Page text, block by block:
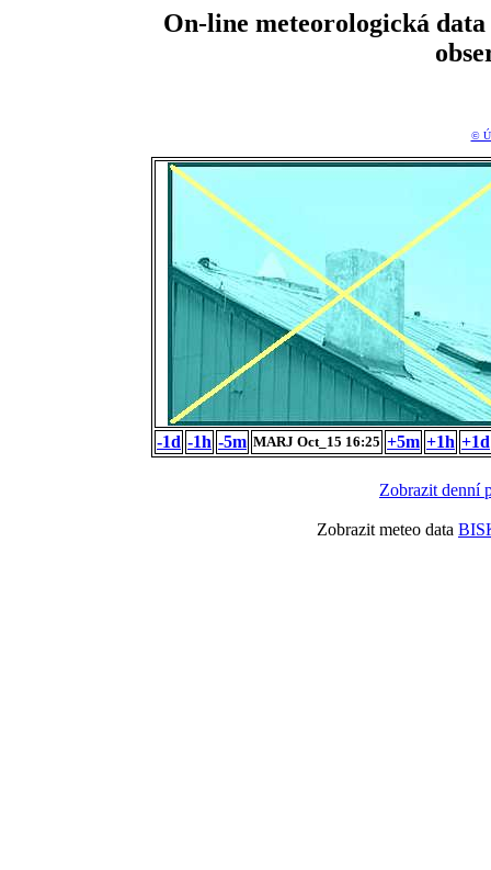
On-line meteorologická
©
-1d -1h -5m MARJ Oct_15 16:25 +5m +1h +1d
Zobrazit denní
Zobrazit meteo data